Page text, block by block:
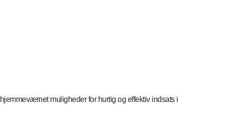
muligheder for hurtig og effektiv indsats i